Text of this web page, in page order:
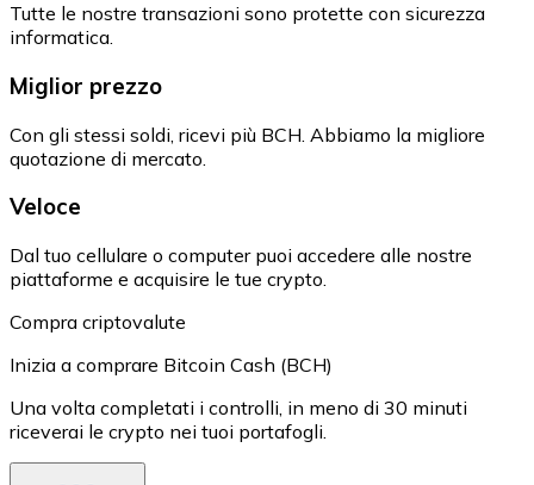
Tutte le nostre transazioni sono protette con sicurezza
informatica.
Miglior prezzo
Con gli stessi soldi, ricevi più BCH. Abbiamo la migliore
quotazione di mercato.
Veloce
Dal tuo cellulare o computer puoi accedere alle nostre
piattaforme e acquisire le tue crypto.
Compra criptovalute
Inizia a comprare Bitcoin Cash (BCH)
Una volta completati i controlli, in meno di 30 minuti
riceverai le crypto nei tuoi portafogli.